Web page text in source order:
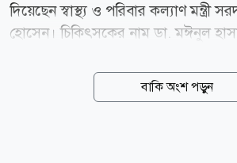
দিয়েছেন স্বাস্থ্য ও পরিবার কল্যাণ মন্ত্রী
হোসেন। চিকিৎসকের নাম ডা. মঈনুল
কনসালটেন্ট পদে কর্মরত আছেন। আজ
আগস্ট) দুপুরে রাজধানীর পুরান ঢাকার
বাকি অংশ পড়ুন